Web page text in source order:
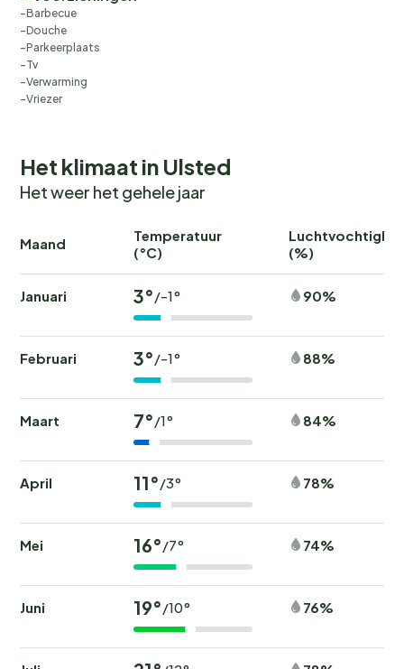
Barbecue
Douche
Parkeerplaats
Tv
Verwarming
Vriezer
Het klimaat in Ulsted
Het weer het gehele jaar
Maand
Temperatuur
(°C)
(%)
Januari 3°/-1° 90%
Februari 3°/-1° 88%
Maart 7°/1° 84%
April 11°/3° 78%
Mei 16°/7° 74%
Juni 19°/10° 76%